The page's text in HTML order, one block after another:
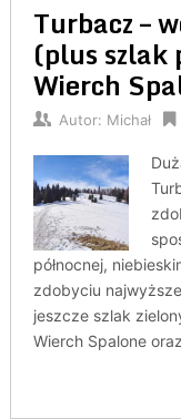
Turbacz –
(plus szlak
Wierch
Autor: Michał
północnej,
zdobyciu
jeszcze szlak
Wierch Spalone